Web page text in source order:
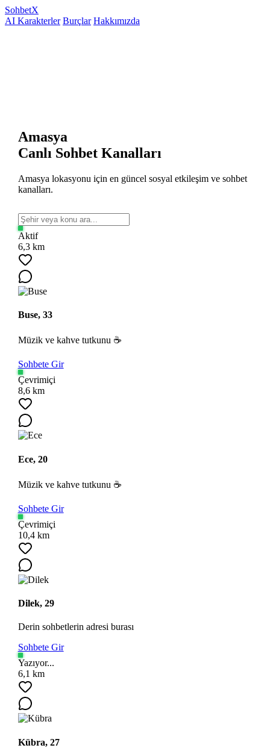
SohbetX
AI Karakterler Burçlar Hakkımızda
Amasya
Canlı Sohbet Kanalları
Amasya lokasyonu için en güncel sosyal etkileşim ve sohbet
kanalları.
Aktif
6,3 km
Buse, 33
Müzik ve kahve tutkunu ☕
Sohbete Gir
Çevrimiçi
8,6 km
Ece, 20
Müzik ve kahve tutkunu ☕
Sohbete Gir
Çevrimiçi
10,4 km
Dilek, 29
Derin sohbetlerin adresi burası
Sohbete Gir
Yazıyor...
6,1 km
Kübra, 27